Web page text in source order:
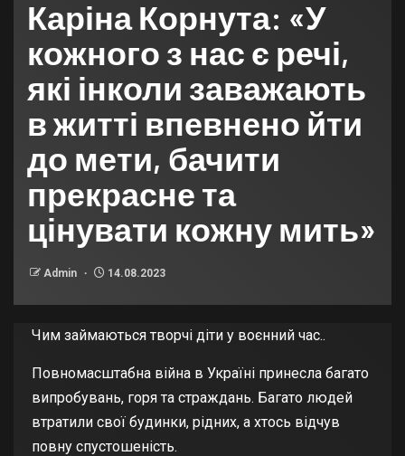
Каріна Корнута: «У
кожного з нас є речі,
які інколи заважають
в житті впевнено йти
до мети, бачити
прекрасне та
цінувати кожну мить»
Admin 14.08.2023
Чим займаються творчі діти у воєнний час..
Повномасштабна війна в Україні принесла багато
випробувань, горя та страждань. Багато людей
втратили свої будинки, рідних, а хтось відчув
повну спустошеність.